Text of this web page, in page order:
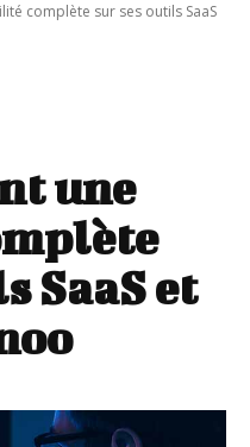
complète sur ses outils SaaS
une
SaaS et